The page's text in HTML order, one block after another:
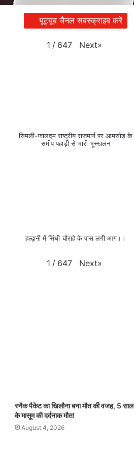
यूट्यूब चैनल सबस्क्राइब करें
1 / 647 Next»
सिमली-ग्वालदम राष्ट्रीय राजमार्ग पर आमसोड़ के
समीप पहाड़ी से भारी भूस्खलन
हल्द्वानी में सिंधी चौराहे के पास लगी आग।।
1 / 647 Next»
स्नैक पैकेट का खिलौना बना मौत की वजह, 5 साल
के मासूम की दर्दनाक मौत!
August 4, 2026